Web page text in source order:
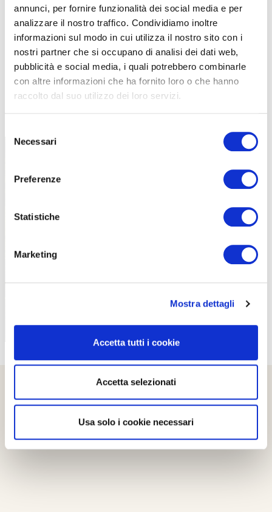
annunci, per fornire funzionalità dei social media e per
analizzare il nostro traffico. Condividiamo inoltre
informazioni sul modo in cui utilizza il nostro sito con i
nostri partner che si occupano di analisi dei dati web,
pubblicità e social media, i quali potrebbero combinarle
con altre informazioni che ha fornito loro o che hanno
raccolto dal suo utilizzo dei loro servizi.
delNecessari
Preferenze
Statistiche
Marketing
Mostra dettagli
Accetta tutti i cookie
Accetta selezionati
Usa solo i cookie necessari
TUTTE LE CATEGORIE DEL MAGAZINE